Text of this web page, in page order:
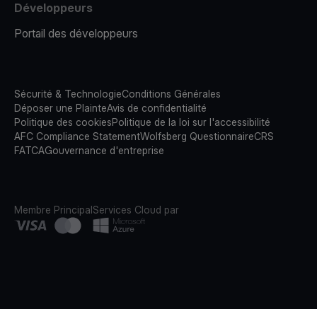
Développeurs
Portail des développeurs
Sécurité & TechnologieConditions Générales
Déposer une PlainteAvis de confidentialité
Politique des cookiesPolitique de la loi sur l'accessibilité
AFC Compliance StatementWolfsberg QuestionnaireCRS
FATCAGouvernance d'entreprise
Membre PrincipalServices Cloud par